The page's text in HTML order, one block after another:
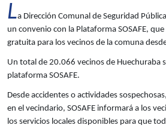
La Dirección Comunal de Seguridad
un convenio con la Plataforma SOSAFE,
gratuita para los vecinos de la comuna
Un total de 20.066 vecinos de Huechuraba
plataforma SOSAFE.
Desde accidentes o actividades
en el vecindario, SOSAFE informará a los
los servicios locales disponibles para que